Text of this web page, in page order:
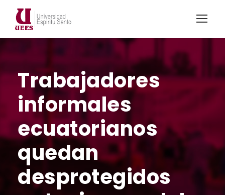
Trabajadores
informales
ecuatorianos
quedan
desprotegidos